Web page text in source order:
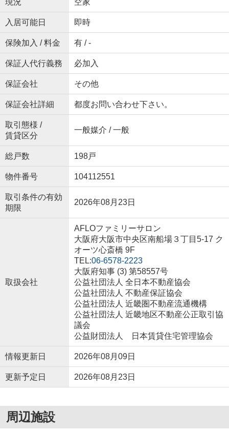
現況 空家
入居可能日 即時
保険加入 / 料金 有 / -
保証人代行義務 必加入
保証会社 その他
保証会社詳細 都度お問い合わせ下さい。
取引態様 /
賃貸区分
一般媒介 / 一般
総戸数 198戸
物件番号 104112551
取引条件の有効
期限
2026年08月23日
取扱会社
AFLOファミリーサロン
大阪府大阪市中央区南船場３丁目5-17 ク
オーツ心斎橋 9F
TEL:06-6578-2223
大阪府知事 (3) 第58557号
公益社団法人 全日本不動産協会
公益社団法人 不動産保証協会
公益社団法人 近畿圏不動産流通機構
公益社団法人 近畿地区不動産公正取引協
議会
公益財団法人 日本賃貸住宅管理協会
情報更新日 2026年08月09日
更新予定日 2026年08月23日
周辺施設